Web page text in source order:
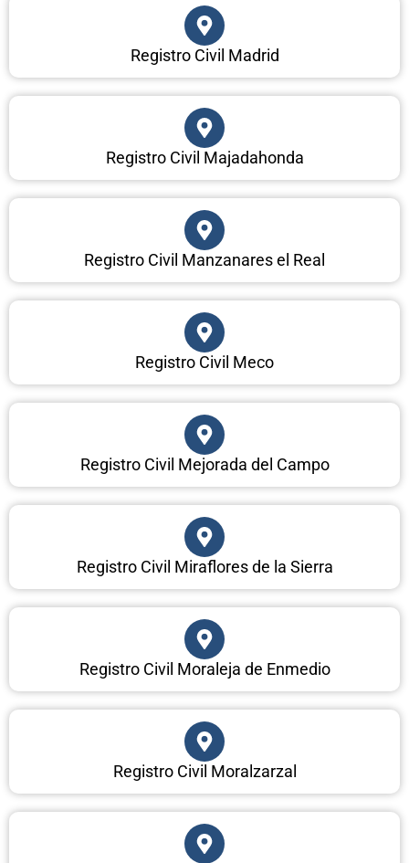
Registro Civil Madrid
Registro Civil Majadahonda
Registro Civil Manzanares el Real
Registro Civil Meco
Registro Civil Mejorada del Campo
Registro Civil Miraflores de la Sierra
Registro Civil Moraleja de Enmedio
Registro Civil Moralzarzal